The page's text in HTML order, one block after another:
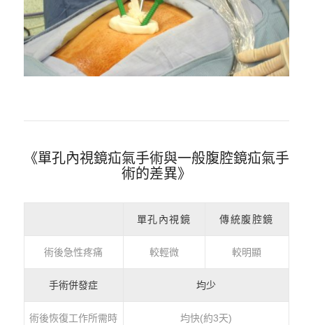
《單孔內視鏡疝氣手術與一般腹腔鏡疝氣手
術的差異》
單孔內視鏡 傳統腹腔鏡
術後急性疼痛 較輕微 較明顯
手術併發症 均少
術後恢復工作所需時
均快(約3天)